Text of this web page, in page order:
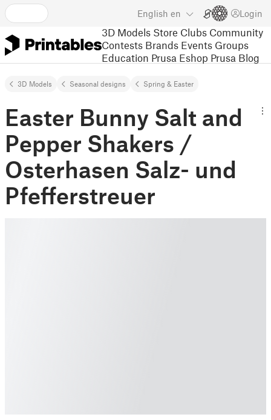
English en Login
3D Models Store Clubs Community
Contests Brands Events Groups
Education Prusa Eshop Prusa Blog
3D Models Seasonal designs Spring & Easter
Easter Bunny Salt and
Pepper Shakers /
Osterhasen Salz- und
Pfefferstreuer